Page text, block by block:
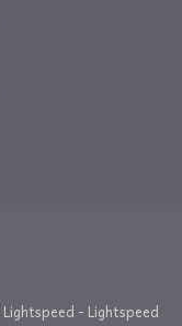
Lightspeed- Lightspeed